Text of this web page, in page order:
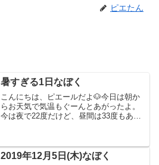
ピエたん
暑すぎる1日なぼく
こんにちは、ピエールだよ🐶今日は朝か
らお天気で気温もぐーんとあがったよ。
今は夜で22度だけど、昼間は33度もあり
いにたくさん🐝がブン...
2019年12月5日(木)なぼく